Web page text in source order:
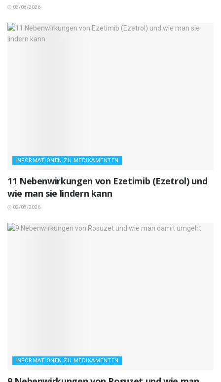
03/08/2026
INFORMATIONEN ZU MEDIKAMENTEN
11 Nebenwirkungen von Ezetimib (Ezetrol) und
wie man sie lindern kann
02/08/2026
INFORMATIONEN ZU MEDIKAMENTEN